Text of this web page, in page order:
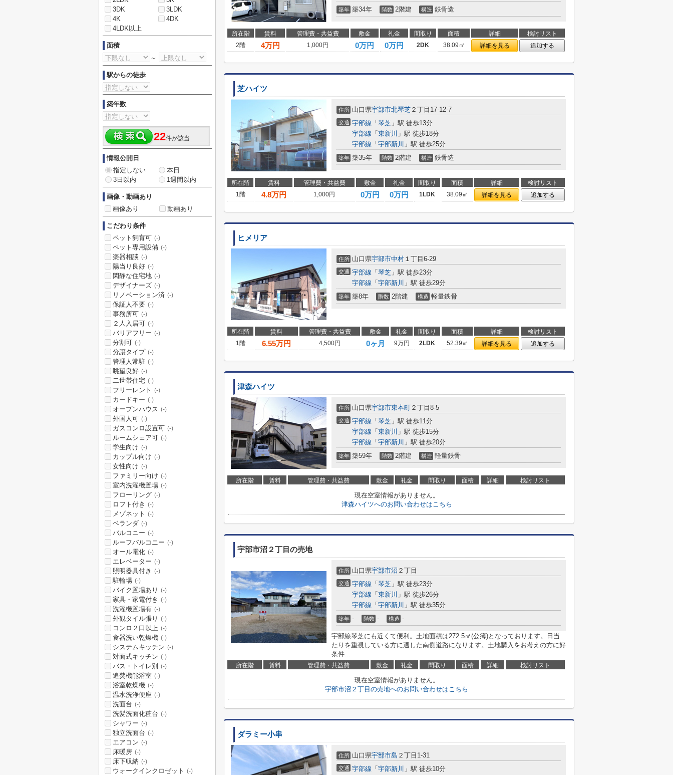
築年 築34年 階数 2階建 構造 鉄骨造
所在階 賃料 管理費・共益費 敷金 礼金 間取り 面積 詳細
検討リスト
2階
4万円 1,000円 0万円 0万円 2DK 38.09㎡ 詳細を見る 追加する
芝ハイツ
住所 山口県宇部市北琴芝 ２丁目17-12-7
交通 宇部線 「 琴芝 」駅 徒歩13分
宇部線 「 東新川 」駅 徒歩18分
宇部線 「 宇部新川 」駅 徒歩25分
築年 築35年 階数 2階建 構造 鉄骨造
所在階 賃料 管理費・共益費 敷金 礼金 間取り 面積 詳細
検討リスト
1階
4.8万円 1,000円 0万円 0万円 1LDK 38.09㎡ 詳細を見る 追加する
ヒメリア
住所 山口県宇部市中村 １丁目6-29
交通 宇部線 「 琴芝 」駅 徒歩23分
宇部線 「 宇部新川 」駅 徒歩29分
築年 築8年 階数 2階建 構造 軽量鉄骨
所在階 賃料 管理費・共益費 敷金 礼金 間取り 面積 詳細
検討リスト
1階
6.55万円 4,500円 0ヶ月 9万円 2LDK 52.39㎡ 詳細を見る 追加する
津森ハイツ
住所 山口県宇部市東本町 ２丁目8-5
交通 宇部線 「 琴芝 」駅 徒歩11分
宇部線 「 東新川 」駅 徒歩15分
宇部線 「 宇部新川 」駅 徒歩20分
築年 築59年 階数 2階建 構造 軽量鉄骨
所在階 賃料 管理費・共益費 敷金 礼金 間取り 面積 詳細 検討リスト
現在空室情報がありません。
津森ハイツへのお問い合わせはこちら
宇部市沼２丁目の売地
住所 山口県宇部市沼 ２丁目
交通 宇部線 「 琴芝 」駅 徒歩23分
宇部線 「 東新川 」駅 徒歩26分
宇部線 「 宇部新川 」駅 徒歩35分
築年 - 階数 - 構造 -
宇部線琴芝にも近くて便利。土地面積は272.5㎡(公簿)となっております。日当
たりを重視している方に適した南側道路になります。土地購入をお考えの方に好
条件...
所在階 賃料 管理費・共益費 敷金 礼金 間取り 面積 詳細 検討リスト
現在空室情報がありません。
宇部市沼２丁目の売地へのお問い合わせはこちら
ダラミー小串
住所 山口県宇部市島 ２丁目1-31
交通 宇部線 「 宇部新川 」駅 徒歩10分
3DK
3LDK
4K
4DK
4LDK以上
面積
～
駅からの徒歩
築年数
22件が該当
情報公開日
指定しない
本日
3日以内
1週間以内
画像・動画あり
画像あり
動画あり
こだわり条件
ペット飼育可 (-)
ペット専用設備 (-)
楽器相談 (-)
陽当り良好 (-)
閑静な住宅地 (-)
デザイナーズ (-)
リノベーション済 (-)
保証人不要 (-)
事務所可 (-)
２人入居可 (-)
バリアフリー (-)
分割可 (-)
分譲タイプ (-)
管理人常駐 (-)
眺望良好 (-)
二世帯住宅 (-)
フリーレント (-)
カードキー (-)
オープンハウス (-)
外国人可 (-)
ガスコンロ設置可 (-)
ルームシェア可 (-)
学生向け (-)
カップル向け (-)
女性向け (-)
ファミリー向け (-)
室内洗濯機置場 (-)
フローリング (-)
ロフト付き (-)
メゾネット (-)
ベランダ (-)
バルコニー (-)
ルーフバルコニー (-)
オール電化 (-)
エレベーター (-)
照明器具付き (-)
駐輪場 (-)
バイク置場あり (-)
家具・家電付き (-)
洗濯機置場有 (-)
外観タイル張り (-)
コンロ２口以上 (-)
食器洗い乾燥機 (-)
システムキッチン (-)
対面式キッチン (-)
バス・トイレ別 (-)
追焚機能浴室 (-)
浴室乾燥機 (-)
温水洗浄便座 (-)
洗面台 (-)
洗髪洗面化粧台 (-)
シャワー (-)
独立洗面台 (-)
エアコン (-)
床暖房 (-)
床下収納 (-)
ウォークインクロゼット (-)